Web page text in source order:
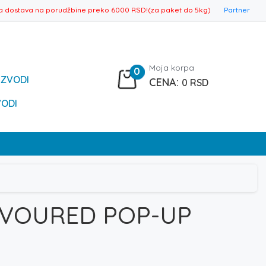
dostava na porudžbine preko 6000 RSD!(za paket do 5kg) Partner
0 Moja korpa
0 RSD
POP-UP